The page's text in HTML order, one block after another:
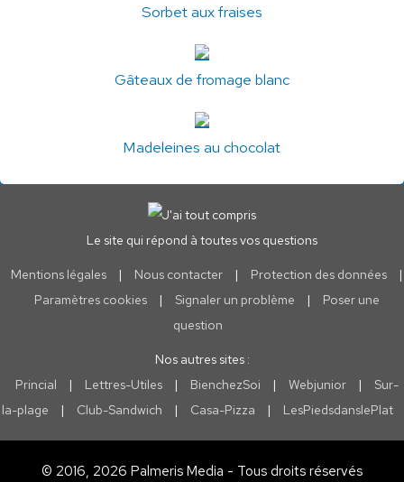
Sorbet aux fraises
Gâteaux de fromage blanc
Madeleines au chocolat
Le site qui répond à toutes vos questions
Mentions légales | Nous contacter | Protection des données
|
Paramètres cookies
| Signaler un problème |
Poser une
question
Nos autres sites :
Princial
| Lettres-Utiles | BienchezSoi | Webjunior |
Sur-
la-plage
| Club-Sandwich | Casa-Pizza | LesPiedsdanslePlat
© 2016, 2026 Palmeris Media - Tous droits réservés